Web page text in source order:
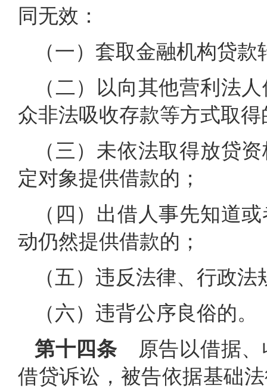
同无效：
（一）套取金融机构贷款
（二）以向其他营利法
众非法吸收存款等方式取
（三）未依法取得放贷
定对象提供借款的；
（四）出借人事先知道
动仍然提供借款的；
（五）违反法律、行政
（六）违背公序良俗的。
第十四条原告以借据、
借贷诉讼，被告依据基础